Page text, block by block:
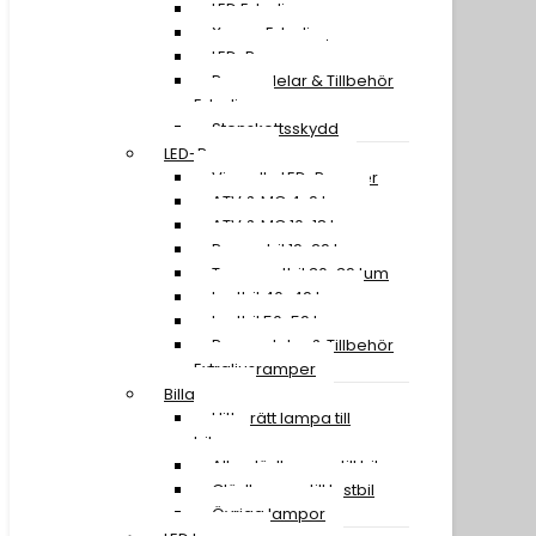
LED Extraljus
Xenon Extraljus
LED-Ramper
Reservdelar & Tillbehör
Extraljus
Stenskottsskydd
LED-Ramper
Visa alla LED-Ramper
ATV & MC 4-9 tum
ATV & MC 10-18 tum
Personbil 19-29 tum
Transportbil 30-39 tum
Lastbil 40-49 tum
Lastbil 50-59 tum
Reservdelar & Tillbehör
Extraljusramper
Billampor
Hitta rätt lampa till
bilen
Alla glödlampor till bil
Glödlampor till lastbil
Övriga lampor